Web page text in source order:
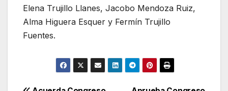
Elena Trujillo Llanes, Jacobo Mendoza Ruiz,
Alma Higuera Esquer y Fermín Trujillo
Fuentes.